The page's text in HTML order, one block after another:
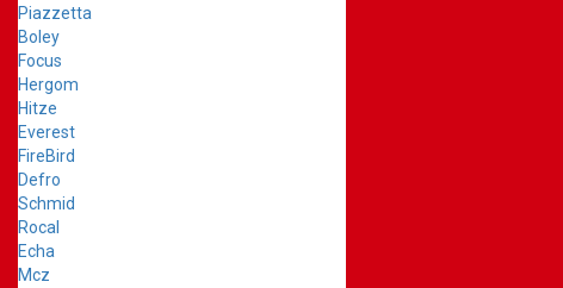
Piazzetta
Boley
Focus
Hergom
Hitze
Everest
FireBird
Defro
Schmid
Rocal
Echa
Mcz